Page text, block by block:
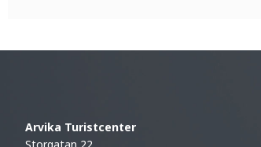
Arvika Turistcenter
Storgatan 22